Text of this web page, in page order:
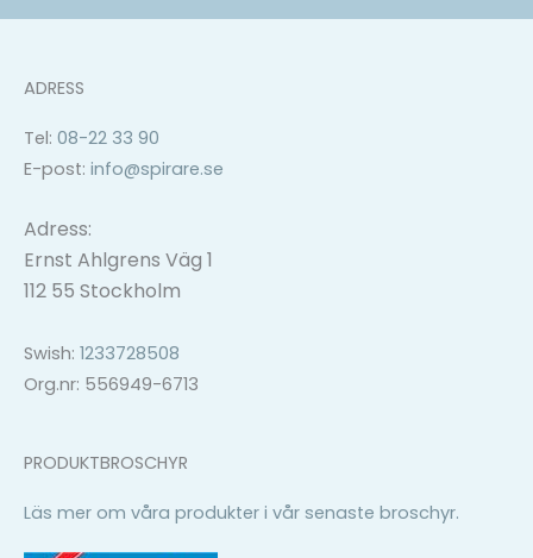
ADRESS
Tel: 08-22 33 90
E-post: info@spirare.se
Adress:
Ernst Ahlgrens Väg 1
112 55 Stockholm
Swish: 1233728508
Org.nr: 556949-6713
PRODUKTBROSCHYR
Läs mer om våra produkter i vår senaste broschyr.